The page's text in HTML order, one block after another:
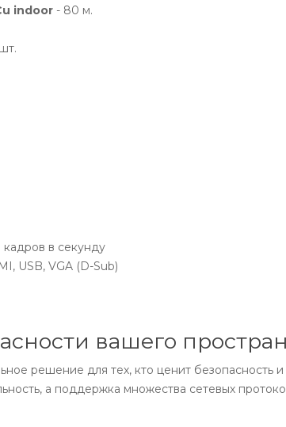
indoor - 80 м.
кадров в секунду
USB, VGA (D-Sub)
вашего
решение для тех, кто ценит безопасность и
а поддержка множества сетевых